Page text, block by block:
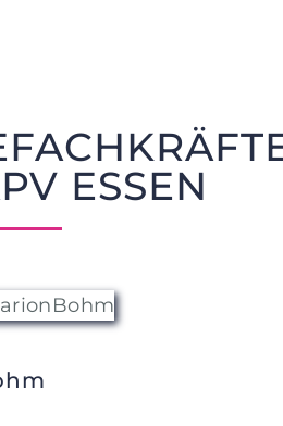
ESSEN